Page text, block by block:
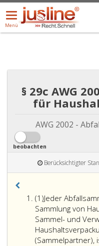
Menü
öffnen/schließen
Menü
ALLE DROPDOWN:
§ 29c AWG
für
AWG 2002 -
beobachten
Berücksichtigter
(1)Absatz
eins
Jeder
Sammlung von
Sammel- und
(Sammelpartner),